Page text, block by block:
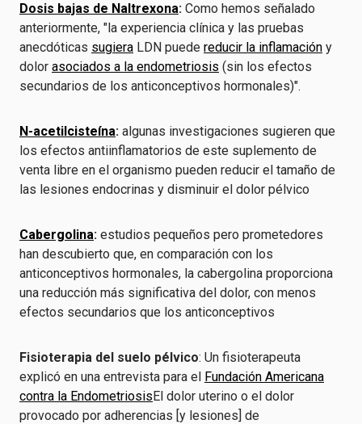
Dosis bajas de Naltrexona: Como hemos señalado
anteriormente, "la experiencia clínica y las pruebas
anecdóticas sugiera LDN puede reducir la inflamación y
dolor asociados a la endometriosis (sin los efectos
secundarios de los anticonceptivos hormonales)".
N-acetilcisteína: algunas investigaciones sugieren que
los efectos antiinflamatorios de este suplemento de
venta libre en el organismo pueden reducir el tamaño de
las lesiones endocrinas y disminuir el dolor pélvico
Cabergolina: estudios pequeños pero prometedores
han descubierto que, en comparación con los
anticonceptivos hormonales, la cabergolina proporciona
una reducción más significativa del dolor, con menos
efectos secundarios que los anticonceptivos
Fisioterapia del suelo pélvico: Un fisioterapeuta
explicó en una entrevista para el Fundación Americana
contra la EndometriosisEl dolor uterino o el dolor
provocado por adherencias [y lesiones] de